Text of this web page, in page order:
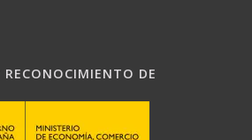
RECONOCIMIENTO DE